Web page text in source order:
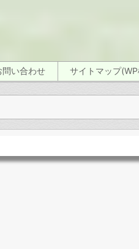
問い合わせ サイトマップ